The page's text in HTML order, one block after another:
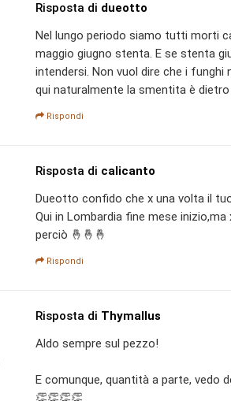
Risposta di dueotto
Nel lungo periodo siamo tutti morti
maggio giugno stenta. E se stenta
intendersi. Non vuol dire che i funghi
qui naturalmente la smentita è dietro
Rispondi
Risposta di calicanto
Dueotto confido che x una volta il
Qui in Lombardia fine mese
perciò 🤞🤞🤞
Rispondi
Risposta di Thymallus
Aldo sempre sul pezzo!
E comunque, quantità a parte, vedo
👏👏👏👏